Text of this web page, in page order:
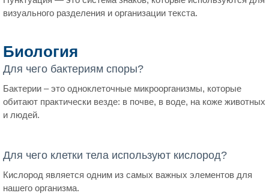
визуального разделения и организации текста.
Биология
Для чего бактериям споры?
Бактерии – это одноклеточные микроорганизмы, которые
обитают практически везде: в почве, в воде, на коже животных
и людей.
Для чего клетки тела используют кислород?
Кислород является одним из самых важных элементов для
нашего организма.